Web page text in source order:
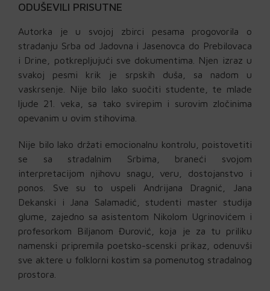
ODUŠEVILI PRISUTNE
Autorka je u svojoj zbirci pesama progovorila o
stradanju Srba od Jadovna i Jasenovca do Prebilovaca
i Drine, potkrepljujući sve dokumentima. Njen izraz u
svakoj pesmi krik je srpskih duša, sa nadom u
vaskrsenje. Nije bilo lako suočiti studente, te mlade
ljude 21. veka, sa tako svirepim i surovim zločinima
opevanim u ovim stihovima.
Nije bilo lako držati emocionalnu kontrolu, poistovetiti
se sa stradalnim Srbima, braneći svojom
interpretacijom njihovu snagu, veru, dostojanstvo i
ponos. Sve su to uspeli Andrijana Dragnić, Jana
Dekanski i Jana Salamadić, studenti master studija
glume, zajedno sa asistentom Nikolom Ugrinovićem i
profesorkom Biljanom Đurović, koja je za tu priliku
namenski pripremila poetsko-scenski prikaz, odenuvši
sve aktere u folklorni kostim sa pomenutog stradalnog
prostora.